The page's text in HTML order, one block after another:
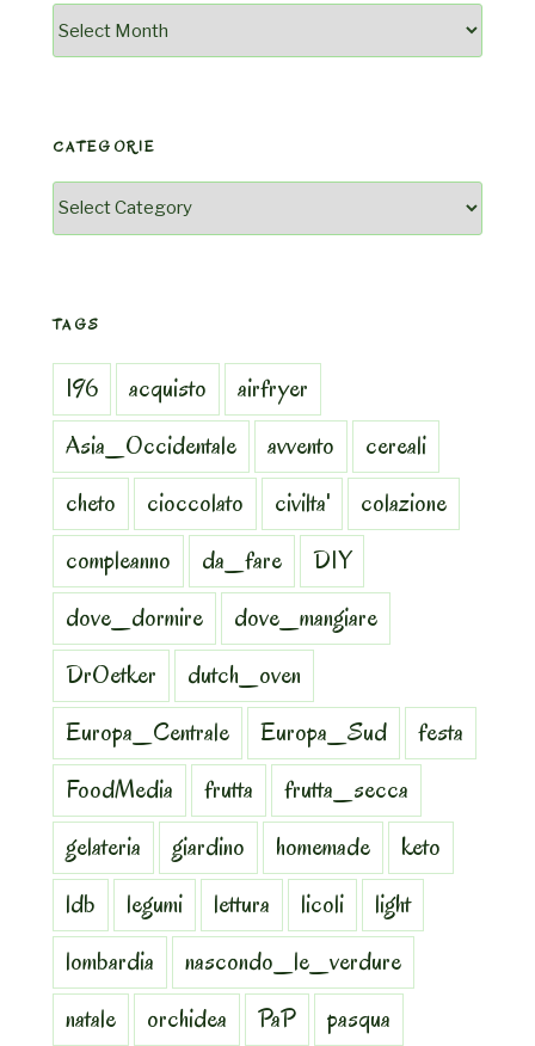
Archivio
CATEGORIE
Categorie
TAGS
196 acquisto
airfryer
Asia_Occidentale
avvento
cereali
cheto
cioccolato civilta'
colazione
compleanno
da_fare
DIY
dove_dormire
dove_mangiare
DrOetker
dutch_oven
Europa_Centrale
Europa_Sud
festa
FoodMedia
frutta
frutta_secca
gelateria
giardino homemade
keto
ldb
legumi lettura licoli
light
lombardia
nascondo_le_verdure
natale
orchidea PaP
pasqua